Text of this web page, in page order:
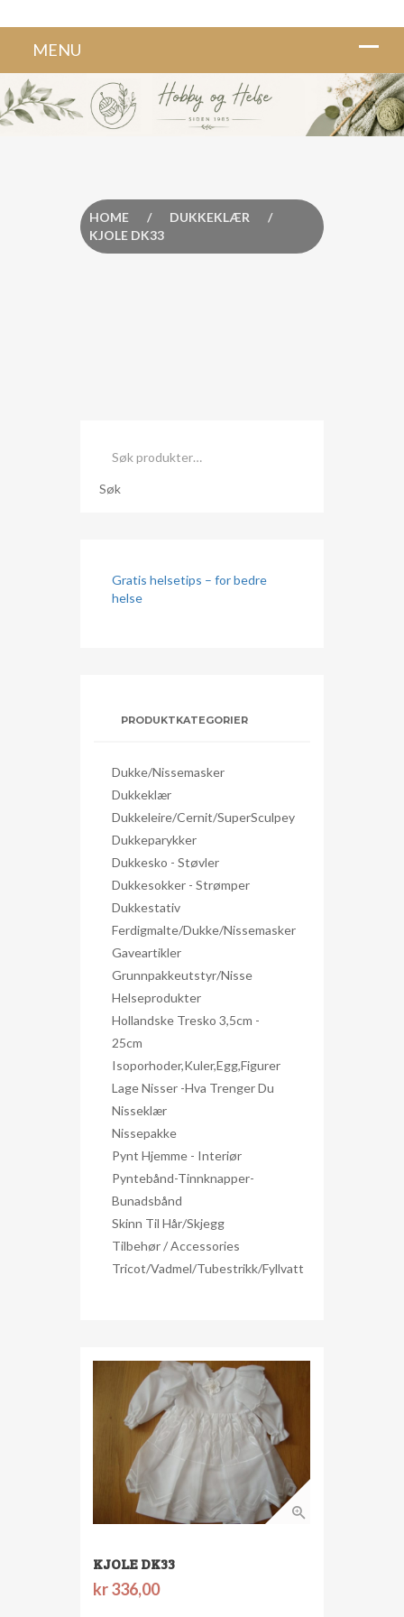
HOME / DUKKEKLÆR
/
KJOLE DK33
etter:
Søk
Gratis helsetips – for bedre
helse
PRODUKTKATEGORIER
Dukke/nissemasker
Dukkeklær
Dukkeleire/Cernit/SuperSculpey
Dukkeparykker
Dukkesko - Støvler
Dukkesokker - Strømper
Dukkestativ
Ferdigmalte/dukke/nissemasker
Gaveartikler
Grunnpakkeutstyr/nisse
Helseprodukter
Hollandske Tresko 3,5cm -
25cm
Isoporhoder,kuler,egg,figurer
Lage Nisser -hva Trenger Du
Nisseklær
Nissepakke
Pynt Hjemme - Interiør
Pyntebånd-Tinnknapper-
Bunadsbånd
Skinn Til Hår/skjegg
Tilbehør / Accessories
Tricot/Vadmel/Tubestrikk/Fyllvatt
KJOLE DK33
kr336,00